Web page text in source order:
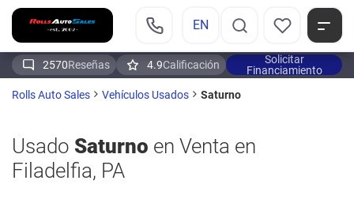
EN
2570Reseñas 4.9Calificación
Solicitar
Financiamiento
Rolls Auto Sales
Vehículos Usados Saturno
Usado Saturno en Venta en
Filadelfia, PA